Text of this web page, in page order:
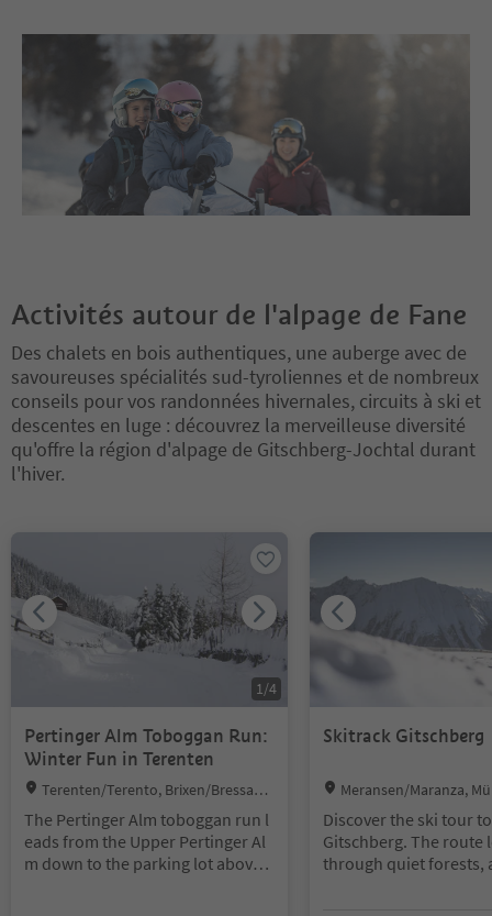
Activités autour de l'alpage de Fane
Des chalets en bois authentiques, une auberge avec de
savoureuses spécialités sud-tyroliennes et de nombreux
conseils pour vos randonnées hivernales, circuits à ski et
descentes en luge : découvrez la merveilleuse diversité
qu'offre la région d'alpage de Gitschberg-Jochtal durant
l'hiver.
1 /4
Pertinger Alm Toboggan Run:
Winter Fun in Terenten
Location:
Terenten/Terento, Brixen/Bressano
The Pertinger Alm toboggan run l
eads from the Upper Pertinger Al
m down to the parking lot above
Skitrack Gitschberg
Location:
Meransen/Maranza,
virons
Discover the ski tour
Gitschberg. The route
through quiet forests,